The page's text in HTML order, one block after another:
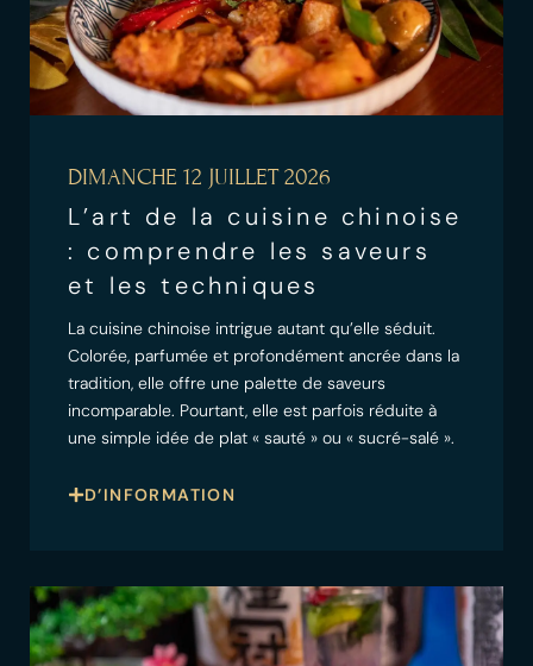
DIMANCHE 12 JUILLET 2026
L’art de la cuisine chinoise
: comprendre les saveurs
et les techniques
La cuisine chinoise intrigue autant qu’elle séduit.
Colorée, parfumée et profondément ancrée dans la
tradition, elle offre une palette de saveurs
incomparable. Pourtant, elle est parfois réduite à
une simple idée de plat « sauté » ou « sucré-salé ».
D’INFORMATION